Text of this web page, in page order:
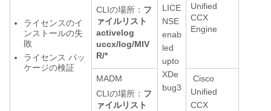
ライセンスのイ
ンストールの失
敗
ライセンス パッ
ケージの検証
CLIの場所： フ
ァイルリスト
activelog
uccx/log/MIV
R/*
LICE
NSE
enab
led
upto
XDe
bug3
Unified
CCX
Engine
MADM
CLIの場所： フ
ァイルリスト
Cisco
Unified
CCX